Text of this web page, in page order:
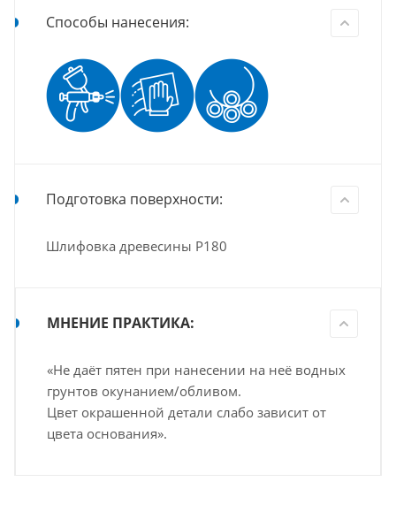
Способы нанесения:
Подготовка поверхности:
Шлифовка древесины Р180
МНЕНИЕ ПРАКТИКА:
«Не даёт пятен при нанесении на неё водных
грунтов окунанием/обливом.
Цвет окрашенной детали слабо зависит от
цвета основания».